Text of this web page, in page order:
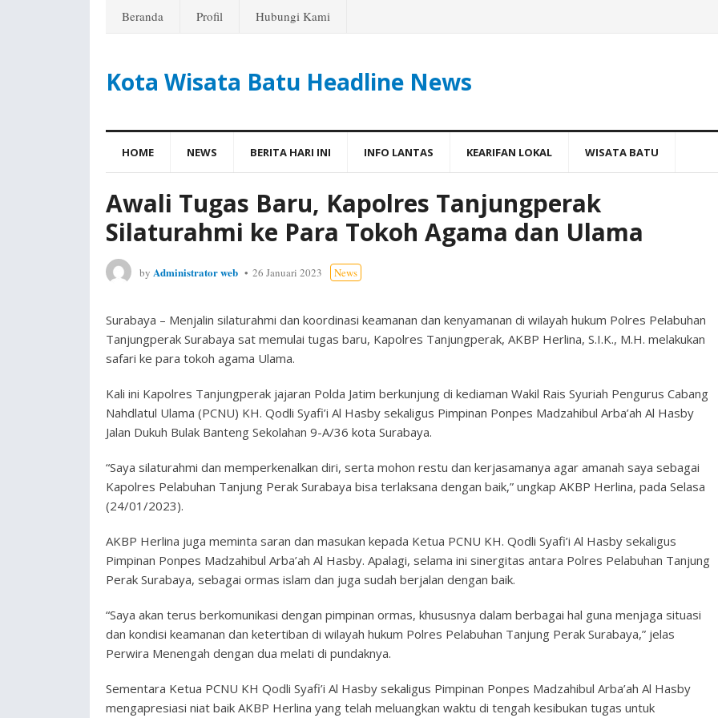
Beranda Profil Hubungi Kami
Kota Wisata Batu Headline News
HOME NEWS BERITA HARI INI INFO LANTAS KEARIFAN LOKAL WISATA BATU
Awali Tugas Baru, Kapolres Tanjungperak
Silaturahmi ke Para Tokoh Agama dan Ulama
by Administrator web 26 Januari 2023 News
Surabaya – Menjalin silaturahmi dan koordinasi keamanan dan kenyamanan di wilayah hukum Polres Pelabuhan
Tanjungperak Surabaya sat memulai tugas baru, Kapolres Tanjungperak, AKBP Herlina, S.I.K., M.H. melakukan
safari ke para tokoh agama Ulama.
Kali ini Kapolres Tanjungperak jajaran Polda Jatim berkunjung di kediaman Wakil Rais Syuriah Pengurus Cabang
Nahdlatul Ulama (PCNU) KH. Qodli Syafi’i Al Hasby sekaligus Pimpinan Ponpes Madzahibul Arba’ah Al Hasby
Jalan Dukuh Bulak Banteng Sekolahan 9-A/36 kota Surabaya.
“Saya silaturahmi dan memperkenalkan diri, serta mohon restu dan kerjasamanya agar amanah saya sebagai
Kapolres Pelabuhan Tanjung Perak Surabaya bisa terlaksana dengan baik,” ungkap AKBP Herlina, pada Selasa
(24/01/2023).
AKBP Herlina juga meminta saran dan masukan kepada Ketua PCNU KH. Qodli Syafi’i Al Hasby sekaligus
Pimpinan Ponpes Madzahibul Arba’ah Al Hasby. Apalagi, selama ini sinergitas antara Polres Pelabuhan Tanjung
Perak Surabaya, sebagai ormas islam dan juga sudah berjalan dengan baik.
“Saya akan terus berkomunikasi dengan pimpinan ormas, khususnya dalam berbagai hal guna menjaga situasi
dan kondisi keamanan dan ketertiban di wilayah hukum Polres Pelabuhan Tanjung Perak Surabaya,” jelas
Perwira Menengah dengan dua melati di pundaknya.
Sementara Ketua PCNU KH Qodli Syafi’i Al Hasby sekaligus Pimpinan Ponpes Madzahibul Arba’ah Al Hasby
mengapresiasi niat baik AKBP Herlina yang telah meluangkan waktu di tengah kesibukan tugas untuk